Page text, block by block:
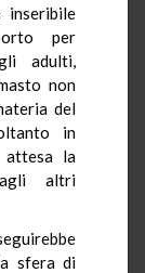
inseribile
per
adulti,
non
del
in
attesa la
agli altri
sfera di